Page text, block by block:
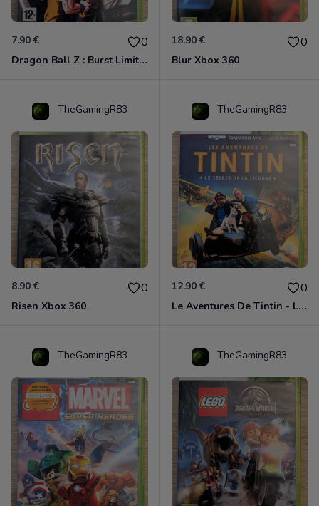
7.90 € 0
Dragon Ball Z : Burst Limit Xbox 360
18.90 € 0
Blur Xbox 360
TheGamingR83
8.90 € 0
Risen Xbox 360
TheGamingR83
12.90 € 0
Le Aventures De Tintin - Le Secret De La Licorne Xbox 360
TheGamingR83 TheGamingR83